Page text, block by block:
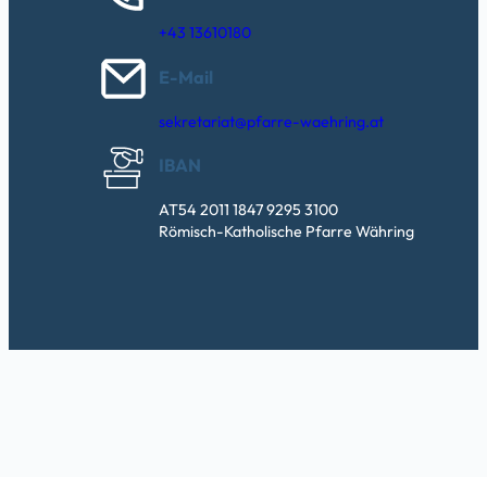
+43 13610180
E-Mail
sekretariat@pfarre-waehring.at
IBAN
AT54 2011 1847 9295 3100
Römisch-Katholische Pfarre Währing